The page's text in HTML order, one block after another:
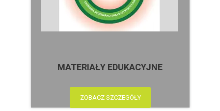
ZOBACZ SZCZEGÓŁY
MATERIAŁY EDUKACYJNE